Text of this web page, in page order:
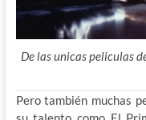
De las unicas peliculas
Pero también muchas